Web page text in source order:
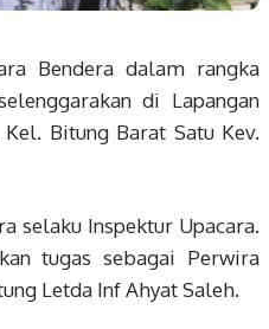
Bendera dalam rangka
di Lapangan
Bitung Barat Satu Kev.
selaku Inspektur Upacara.
tugas sebagai Perwira
Letda Inf Ahyat Saleh.